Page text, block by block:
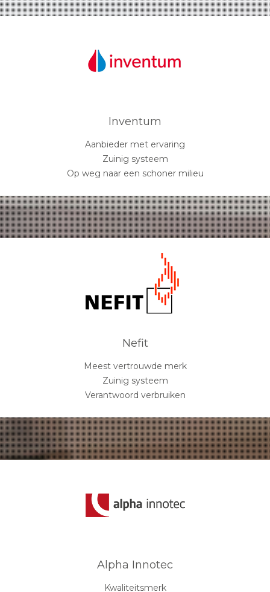
Inventum
Aanbieder met ervaring
Zuinig systeem
Op weg naar een schoner milieu
Nefit
Meest vertrouwde merk
Zuinig systeem
Verantwoord verbruiken
Alpha Innotec
Kwaliteitsmerk